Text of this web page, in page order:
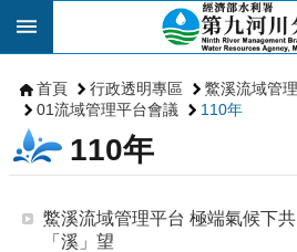
跳到主要內容區塊
首頁 行政透明專區
鱉溪流域管
01流域管理平台會議
110年
110年
鱉溪流域管理平台 極端氣候下
「溪」望